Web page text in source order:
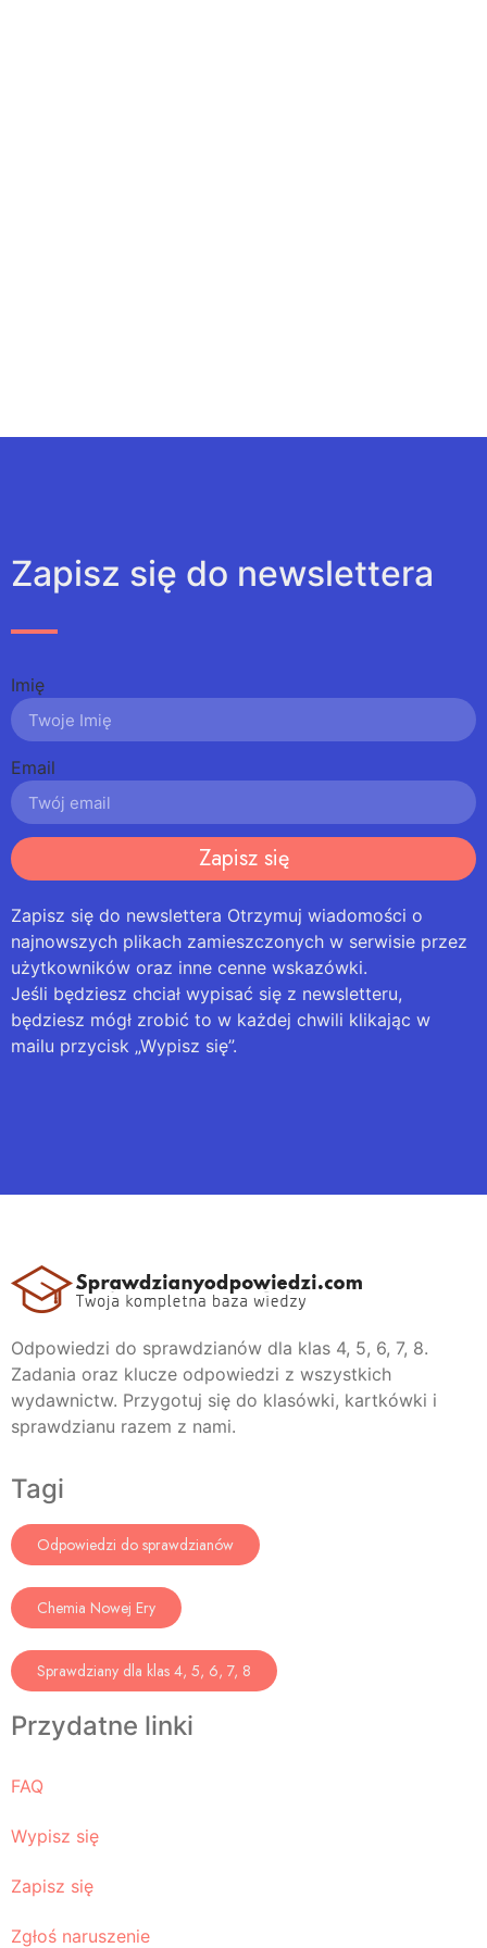
Zapisz się do newslettera
Imię
Email
Zapisz się
Zapisz się do newslettera Otrzymuj wiadomości o
najnowszych plikach zamieszczonych w serwisie przez
użytkowników oraz inne cenne wskazówki.
Jeśli będziesz chciał wypisać się z newsletteru,
będziesz mógł zrobić to w każdej chwili klikając w
mailu przycisk „Wypisz się”.
Odpowiedzi do sprawdzianów dla klas 4, 5, 6, 7, 8.
Zadania oraz klucze odpowiedzi z wszystkich
wydawnictw. Przygotuj się do klasówki, kartkówki i
sprawdzianu razem z nami.
Tagi
Odpowiedzi do sprawdzianów
Chemia Nowej Ery
Sprawdziany dla klas 4, 5, 6, 7, 8
Przydatne linki
FAQ
Wypisz się
Zapisz się
Zgłoś naruszenie